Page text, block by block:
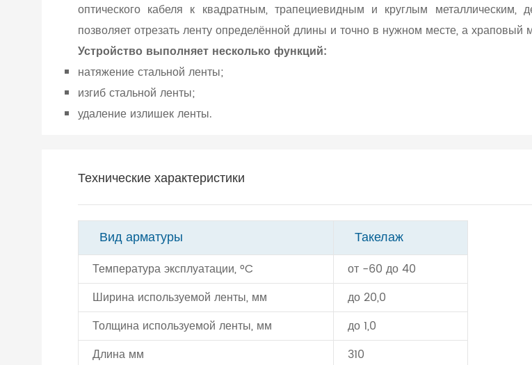
оптического кабеля к квадратным, трапециевидным и круглым
позволяет отрезать ленту определённой длины и точно в нужном месте, а храповый
Устройство выполняет несколько функций:
натяжение стальной ленты;
изгиб стальной ленты;
удаление излишек ленты.
Технические характеристики
Вид арматуры Такелаж
Температура эксплуатации, °C
от -60 до 40
Ширина используемой ленты, мм
до 20,0
Толщина используемой ленты, мм
до 1,0
Длина мм
310